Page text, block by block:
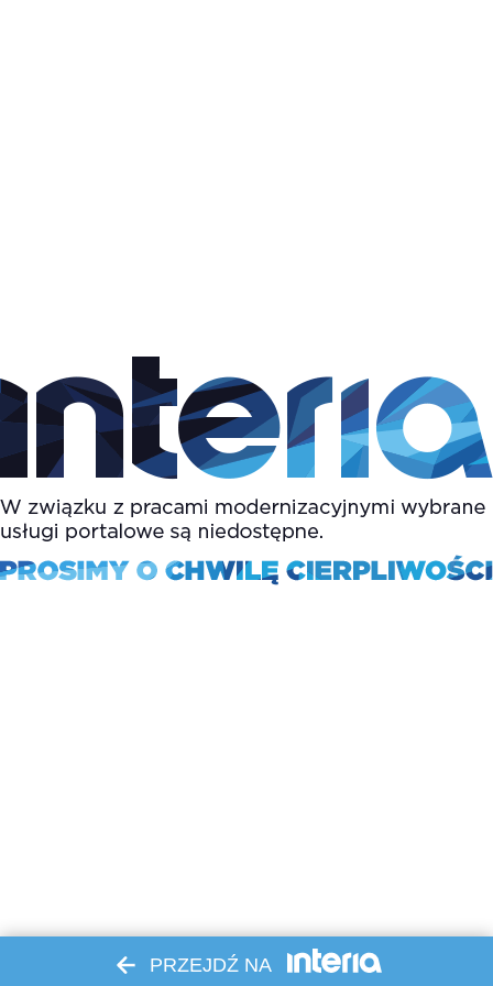
PRZEJDŹ NA